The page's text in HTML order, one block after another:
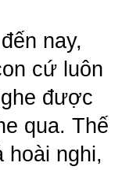
nay,
cứ luôn
được
qua. Thế
hoài nghi,